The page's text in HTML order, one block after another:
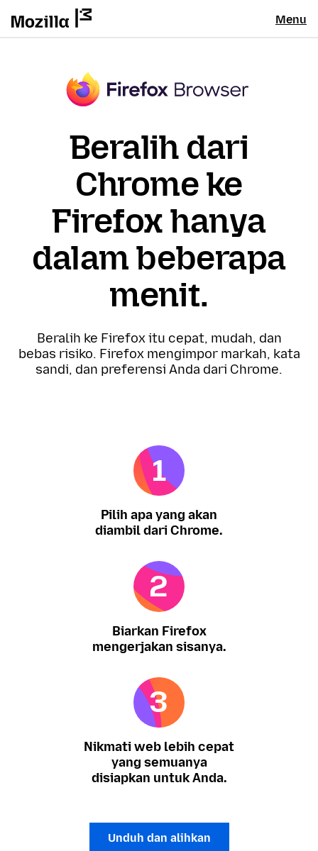
Menu
Beralih dari
Chrome ke
Firefox hanya
dalam beberapa
menit.
Beralih ke Firefox itu cepat, mudah, dan
bebas risiko. Firefox mengimpor markah, kata
sandi, dan preferensi Anda dari Chrome.
Pilih apa yang akan
diambil dari Chrome.
Biarkan Firefox
mengerjakan sisanya.
Nikmati web lebih cepat
yang semuanya
disiapkan untuk Anda.
Unduh dan alihkan